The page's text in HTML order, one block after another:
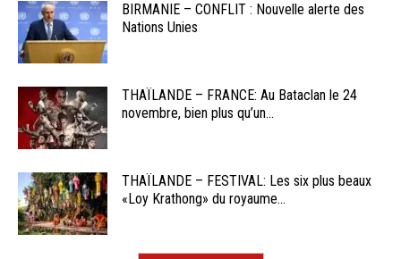
BIRMANIE – CONFLIT : Nouvelle alerte des
Nations Unies
THAÏLANDE – FRANCE: Au Bataclan le 24
novembre, bien plus qu’un...
THAÏLANDE – FESTIVAL: Les six plus beaux
«Loy Krathong» du royaume...